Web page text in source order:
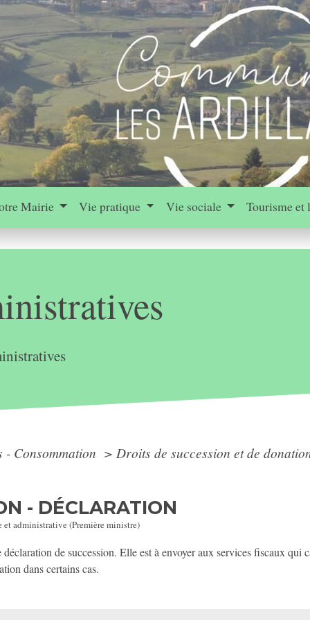
Mairie Vie pratique Vie sociale Tourisme et
- Consommation > Droits de succession et de
- DÉCLARATION
administrative (Première ministre)
de succession. Elle est à envoyer aux services fiscaux qui
dans certains cas.